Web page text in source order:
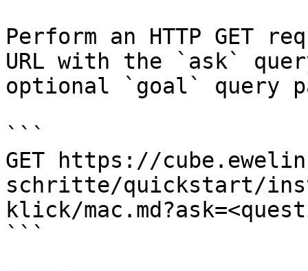
Perform an HTTP GET
URL with the `ask`
optional `goal` query
```
GET https://
schritte/quickstart/
klick/
```